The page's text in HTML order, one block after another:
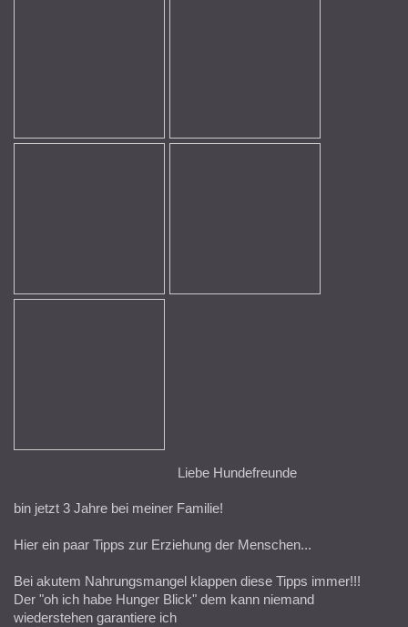
Liebe Hundefreunde
bin jetzt 3 Jahre bei meiner Familie!
Hier ein paar Tipps zur Erziehung der Menschen...
Bei akutem Nahrungsmangel klappen diese Tipps immer!!!
Der "oh ich habe Hunger Blick" dem kann niemand
wiederstehen garantiere ich